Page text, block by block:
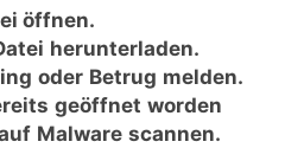
öffnen.
herunterladen.
oder Betrug melden.
geöffnet worden
Malware scannen.